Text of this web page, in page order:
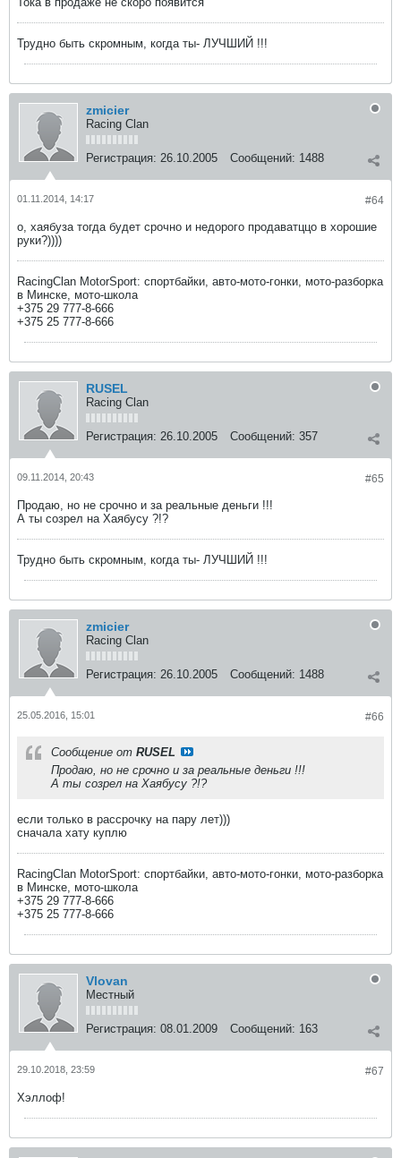
Трудно быть скромным, когда ты- ЛУЧШИЙ !!!
zmicier
Racing Clan
Регистрация: 26.10.2005 Сообщений: 1488
#64
01.11.2014, 14:17
о, хаябуза тогда будет срочно и недорого продаватццо в хорошие
руки?))))
RacingClan MotorSport: спортбайки, авто-мото-гонки, мото-разборка
в Минске, мото-школа
+375 29 777-8-666
+375 25 777-8-666
RUSEL
Racing Clan
Регистрация: 26.10.2005 Сообщений: 357
#65
09.11.2014, 20:43
Продаю, но не срочно и за реальные деньги !!!
А ты созрел на Хаябусу ?!?
Трудно быть скромным, когда ты- ЛУЧШИЙ !!!
zmicier
Racing Clan
Регистрация: 26.10.2005 Сообщений: 1488
#66
25.05.2016, 15:01
Сообщение от RUSEL
Продаю, но не срочно и за реальные деньги !!!
А ты созрел на Хаябусу ?!?
если только в рассрочку на пару лет)))
сначала хату куплю
RacingClan MotorSport: спортбайки, авто-мото-гонки, мото-разборка
в Минске, мото-школа
+375 29 777-8-666
+375 25 777-8-666
Vlovan
Местный
Регистрация: 08.01.2009 Сообщений: 163
#67
29.10.2018, 23:59
Хэллоф!